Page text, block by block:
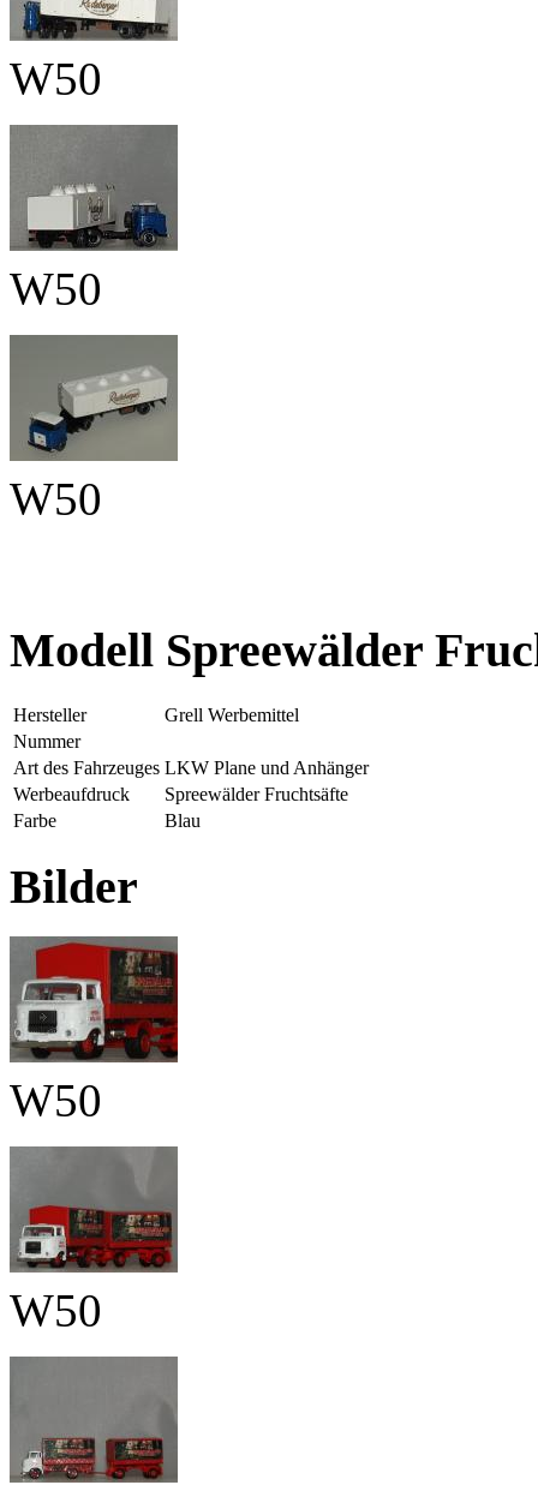
W50
W50
W50
Modell Spreewälder
Hersteller
Grell Werbemittel
Nummer
Art des Fahrzeuges LKW Plane und Anhänger
Werbeaufdruck
Spreewälder Fruchtsäfte
Farbe
Blau
Bilder
W50
W50